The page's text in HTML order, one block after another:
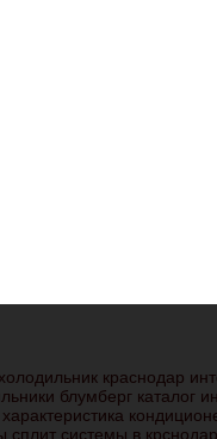
краснодар
блумберг каталог
сплит системы в